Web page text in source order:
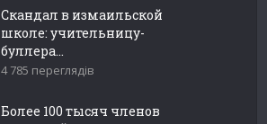
Скандал в измаильской
школе: учительницу-
буллера...
4 785 переглядів
Более 100 тысяч членов